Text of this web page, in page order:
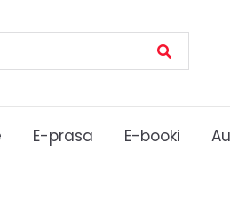
E-prasa E-booki